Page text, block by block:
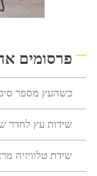
פרסומים
כשהעץ מספר
שידות עץ לחדר
שידת טלוויזיה